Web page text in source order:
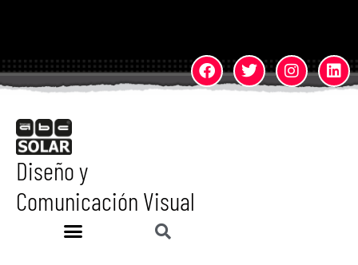
Diseño y
Comunicación Visual